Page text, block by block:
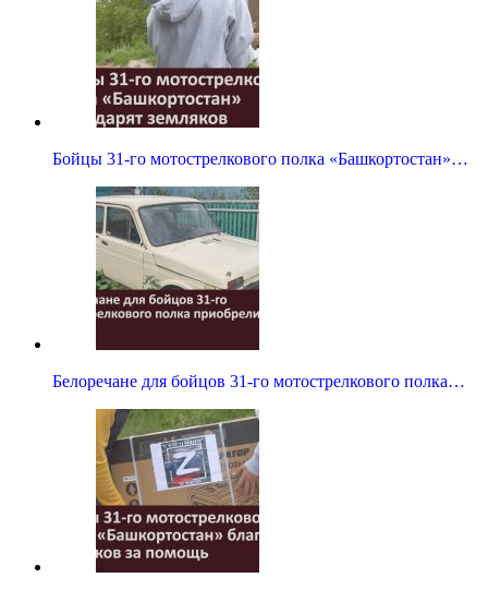
Бойцы 31-го мотострелкового полка «Башкортостан»…
Белоречане для бойцов 31-го мотострелкового полка…